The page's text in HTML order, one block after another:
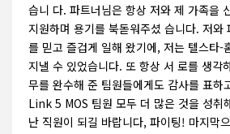
습니 다. 파트너님은 항상 저와 제 가족을
지원하며 용기를 북돋워주셨 습니다. 저와
를 믿고 즐겁게 일해 왔기에, 저는 텔스타-
지낼 수 있었습니다. 또 항상 서 로를 생각
무를 완수해 준 팀원들에게도 감사를 표하
Link 5 MOS 팀원 모두 더 많은 것을 성취
난 직원이 되길 바랍니다, 파이팅! 마지막